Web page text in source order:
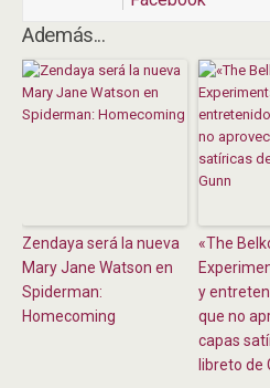
Además...
Zendaya será la nueva
Mary Jane Watson en
Spiderman:
Homecoming
«The
y
que no
capas
libreto de